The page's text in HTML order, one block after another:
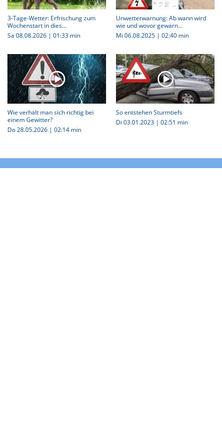
3-Tage-Wetter: Erfrischung zum
Wochenstart in dies...
Sa 08.08.2026 | 01:33 min
Unwetterwarnung: Ab wann wird
wie und wovor gewarn...
Mi 06.08.2025 | 02:40 min
Wie verhält man sich richtig bei
einem Gewitter?
Do 28.05.2026 | 02:14 min
So entstehen Sturmtiefs
Di 03.01.2023 | 02:51 min